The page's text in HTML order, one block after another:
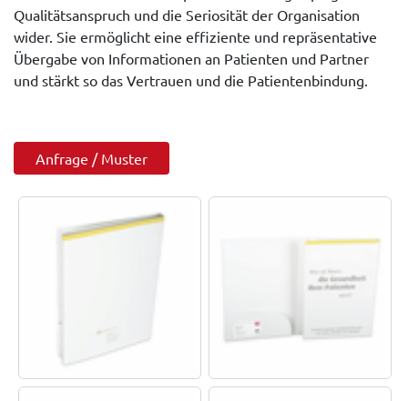
Qualitätsanspruch und die Seriosität der Organisation
wider. Sie ermöglicht eine effiziente und repräsentative
Übergabe von Informationen an Patienten und Partner
und stärkt so das Vertrauen und die Patientenbindung.
Anfrage / Muster